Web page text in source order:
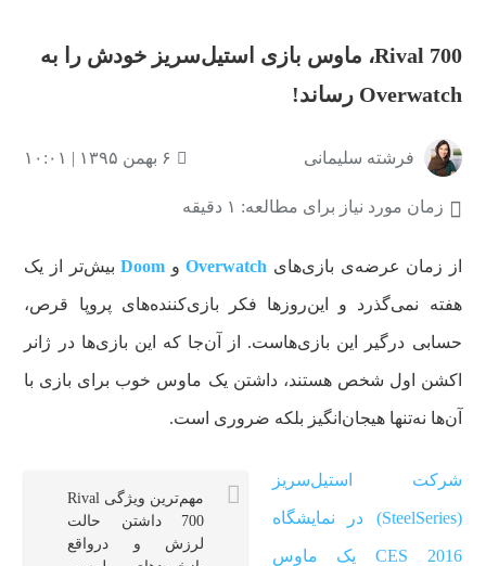
Rival 700، ماوس بازی استیل‌سریز خودش را به
Overwatch رساند!
فرشته سلیمانی ۶ بهمن ۱۳۹۵ | ۱۰:۰۱
زمان مورد نیاز برای مطالعه: ۱ دقیقه
از زمان عرضه‌ی بازی‌های Overwatch و Doom بیش‌تر از یک
هفته نمی‌گذرد و این‌روزها فکر بازی‌کننده‌های پروپا قرص،
حسابی درگیر این بازی‌هاست. از آن‌جا که این بازی‌ها در ژانر
اکشن اول شخص هستند، داشتن یک ماوس خوب برای بازی با
آن‌ها نه‌تنها هیجان‌انگیز بلکه ضروری است.
مهم‌ترین ویژگی‌ Rival
700 داشتن حالت
لرزش و درواقع
شرکت استیل‌سریز
(SteelSeries) در نمایشگاه
CES 2016 یک ماوس